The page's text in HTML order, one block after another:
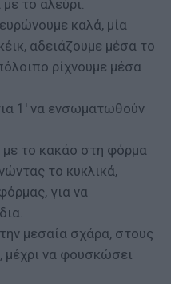
το αλεύρι.
καλά, μία
αδειάζουμε μέσα το
ρίχνουμε μέσα
1' να ενσωματωθούν
με το κακάο στη φόρμα
το κυκλικά,
για να
μεσαία σχάρα, στους
μέχρι να φουσκώσει